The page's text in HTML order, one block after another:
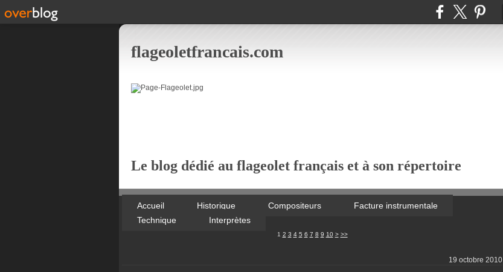
flageoletfrancais.com
Le blog dédié au flageolet français et à son répertoire
Accueil Historique Compositeurs
Facture instrumentale
Technique
Interprètes
1 2 3 4 5 6 7 8 9 10 > >>
19 octobre 2010